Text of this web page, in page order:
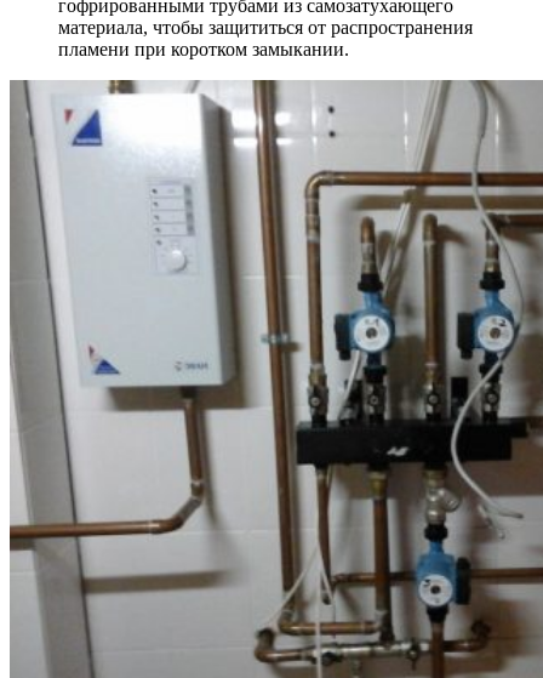
гофрированными трубами из самозатухающего
материала, чтобы защититься от распространения
пламени при коротком замыкании.